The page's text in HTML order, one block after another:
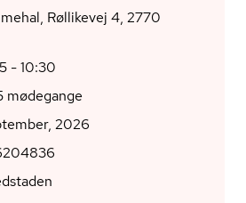
Røllikevej 4, 2770
- 10:30
mødegange
2026